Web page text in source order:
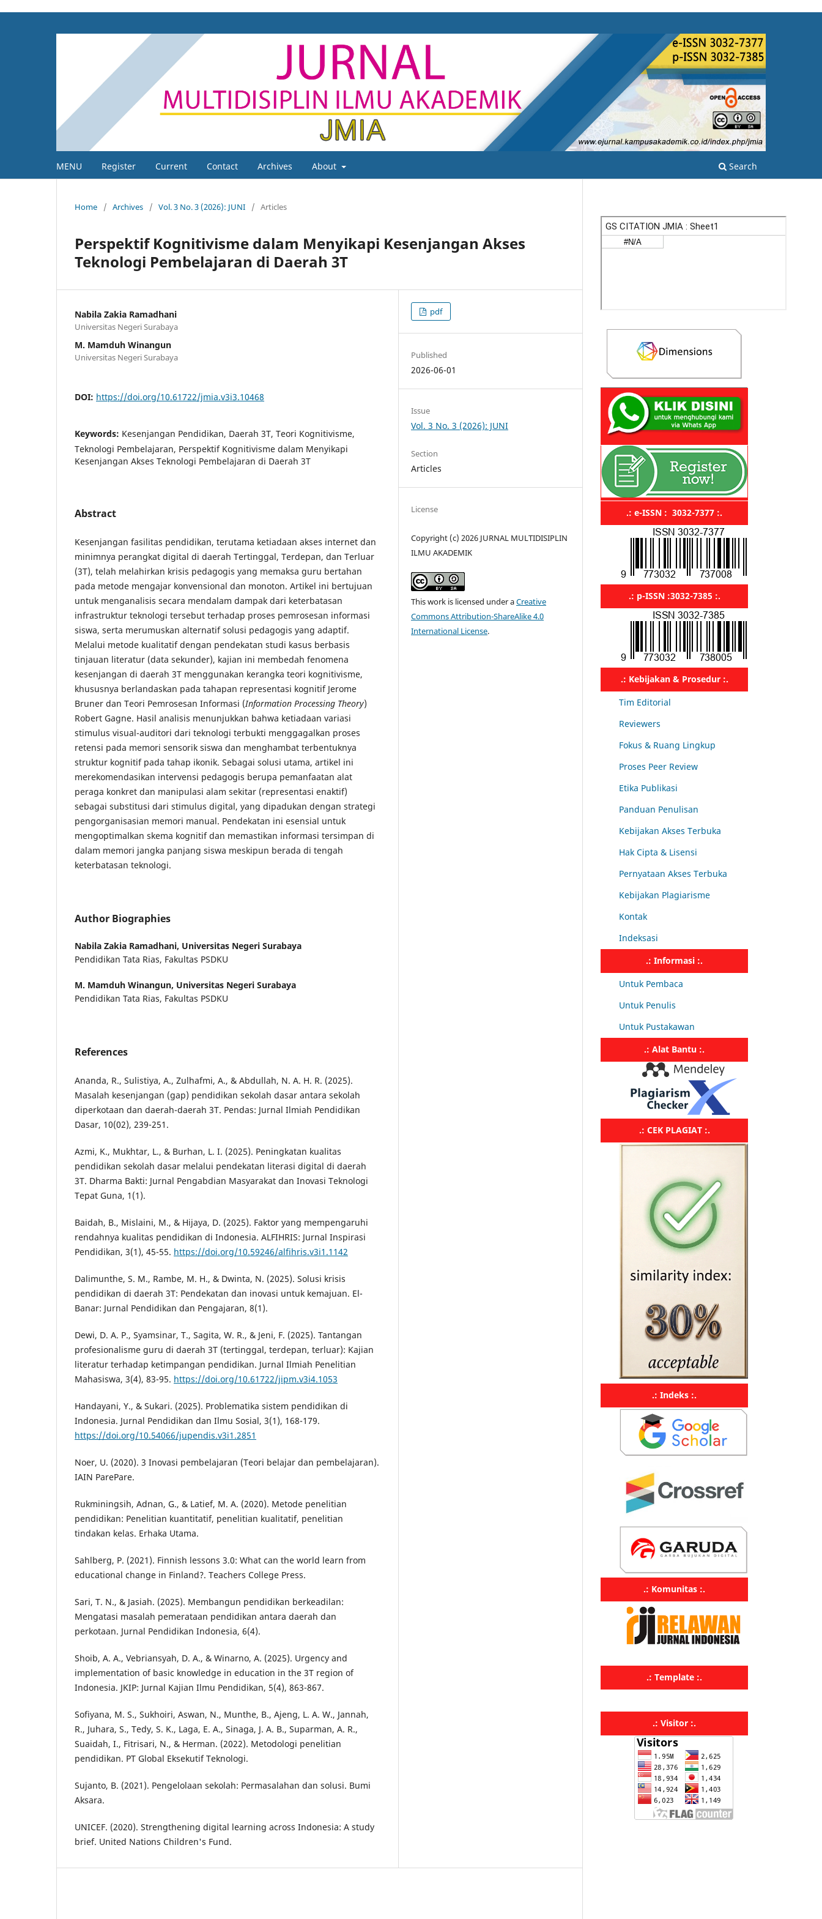
MENU Register Current Contact Archives About Search
Home / Archives / Vol. 3 No. 3 (2026): JUNI / Articles
Perspektif Kognitivisme dalam Menyikapi Kesenjangan Akses
Teknologi Pembelajaran di Daerah 3T
Nabila Zakia Ramadhani
Universitas Negeri Surabaya
M. Mamduh Winangun
Universitas Negeri Surabaya
DOI: https://doi.org/10.61722/jmia.v3i3.10468
Keywords: Kesenjangan Pendidikan, Daerah 3T, Teori Kognitivisme,
Teknologi Pembelajaran, Perspektif Kognitivisme dalam Menyikapi
Kesenjangan Akses Teknologi Pembelajaran di Daerah 3T
Abstract
Kesenjangan fasilitas pendidikan, terutama ketiadaan akses internet dan
minimnya perangkat digital di daerah Tertinggal, Terdepan, dan Terluar
(3T), telah melahirkan krisis pedagogis yang memaksa guru bertahan
pada metode mengajar konvensional dan monoton. Artikel ini bertujuan
untuk menganalisis secara mendalam dampak dari keterbatasan
infrastruktur teknologi tersebut terhadap proses pemrosesan informasi
siswa, serta merumuskan alternatif solusi pedagogis yang adaptif.
Melalui metode kualitatif dengan pendekatan studi kasus berbasis
tinjauan literatur (data sekunder), kajian ini membedah fenomena
kesenjangan di daerah 3T menggunakan kerangka teori kognitivisme,
khususnya berlandaskan pada tahapan representasi kognitif Jerome
Bruner dan Teori Pemrosesan Informasi (Information Processing Theory)
Robert Gagne. Hasil analisis menunjukkan bahwa ketiadaan variasi
stimulus visual-auditori dari teknologi terbukti menggagalkan proses
retensi pada memori sensorik siswa dan menghambat terbentuknya
struktur kognitif pada tahap ikonik. Sebagai solusi utama, artikel ini
merekomendasikan intervensi pedagogis berupa pemanfaatan alat
peraga konkret dan manipulasi alam sekitar (representasi enaktif)
sebagai substitusi dari stimulus digital, yang dipadukan dengan strategi
pengorganisasian memori manual. Pendekatan ini esensial untuk
mengoptimalkan skema kognitif dan memastikan informasi tersimpan di
dalam memori jangka panjang siswa meskipun berada di tengah
keterbatasan teknologi.
Author Biographies
Nabila Zakia Ramadhani, Universitas Negeri Surabaya
Pendidikan Tata Rias, Fakultas PSDKU
M. Mamduh Winangun, Universitas Negeri Surabaya
Pendidikan Tata Rias, Fakultas PSDKU
References
Ananda, R., Sulistiya, A., Zulhafmi, A., & Abdullah, N. A. H. R. (2025).
Masalah kesenjangan (gap) pendidikan sekolah dasar antara sekolah
diperkotaan dan daerah-daerah 3T. Pendas: Jurnal Ilmiah Pendidikan
Dasar, 10(02), 239-251.
Azmi, K., Mukhtar, L., & Burhan, L. I. (2025). Peningkatan kualitas
pendidikan sekolah dasar melalui pendekatan literasi digital di daerah
3T. Dharma Bakti: Jurnal Pengabdian Masyarakat dan Inovasi Teknologi
Tepat Guna, 1(1).
Baidah, B., Mislaini, M., & Hijaya, D. (2025). Faktor yang mempengaruhi
rendahnya kualitas pendidikan di Indonesia. ALFIHRIS: Jurnal Inspirasi
Pendidikan, 3(1), 45-55. https://doi.org/10.59246/alfihris.v3i1.1142
Dalimunthe, S. M., Rambe, M. H., & Dwinta, N. (2025). Solusi krisis
pendidikan di daerah 3T: Pendekatan dan inovasi untuk kemajuan. El-
Banar: Jurnal Pendidikan dan Pengajaran, 8(1).
Dewi, D. A. P., Syamsinar, T., Sagita, W. R., & Jeni, F. (2025). Tantangan
profesionalisme guru di daerah 3T (tertinggal, terdepan, terluar): Kajian
literatur terhadap ketimpangan pendidikan. Jurnal Ilmiah Penelitian
Mahasiswa, 3(4), 83-95. https://doi.org/10.61722/jipm.v3i4.1053
Handayani, Y., & Sukari. (2025). Problematika sistem pendidikan di
Indonesia. Jurnal Pendidikan dan Ilmu Sosial, 3(1), 168-179.
https://doi.org/10.54066/jupendis.v3i1.2851
Noer, U. (2020). 3 Inovasi pembelajaran (Teori belajar dan pembelajaran).
IAIN ParePare.
Rukminingsih, Adnan, G., & Latief, M. A. (2020). Metode penelitian
pendidikan: Penelitian kuantitatif, penelitian kualitatif, penelitian
tindakan kelas. Erhaka Utama.
Sahlberg, P. (2021). Finnish lessons 3.0: What can the world learn from
educational change in Finland?. Teachers College Press.
Sari, T. N., & Jasiah. (2025). Membangun pendidikan berkeadilan:
Mengatasi masalah pemerataan pendidikan antara daerah dan
perkotaan. Jurnal Pendidikan Indonesia, 6(4).
Shoib, A. A., Vebriansyah, D. A., & Winarno, A. (2025). Urgency and
implementation of basic knowledge in education in the 3T region of
Indonesia. JKIP: Jurnal Kajian Ilmu Pendidikan, 5(4), 863-867.
Sofiyana, M. S., Sukhoiri, Aswan, N., Munthe, B., Ajeng, L. A. W., Jannah,
R., Juhara, S., Tedy, S. K., Laga, E. A., Sinaga, J. A. B., Suparman, A. R.,
Suaidah, I., Fitrisari, N., & Herman. (2022). Metodologi penelitian
pendidikan. PT Global Eksekutif Teknologi.
Sujanto, B. (2021). Pengelolaan sekolah: Permasalahan dan solusi. Bumi
Aksara.
UNICEF. (2020). Strengthening digital learning across Indonesia: A study
brief. United Nations Children's Fund.
pdf
Published
2026-06-01
Issue
Vol. 3 No. 3 (2026): JUNI
Section
Articles
License
Copyright (c) 2026 JURNAL MULTIDISIPLIN
ILMU AKADEMIK
This work is licensed under aCreative
Commons Attribution-ShareAlike 4.0
International License.
.: e-ISSN : 3032-7377 :.
.: p-ISSN :3032-7385 :.
.: Kebijakan & Prosedur :.
Tim Editorial
Reviewers
Fokus & Ruang Lingkup
Proses Peer Review
Etika Publikasi
Panduan Penulisan
Kebijakan Akses Terbuka
Hak Cipta & Lisensi
Pernyataan Akses Terbuka
Kebijakan Plagiarisme
Kontak
Indeksasi
.: Informasi :.
Untuk Pembaca
Untuk Penulis
Untuk Pustakawan
.: Alat Bantu :.
.: CEK PLAGIAT :.
.: Indeks :.
.: Komunitas :.
.: Template :.
.: Visitor :.